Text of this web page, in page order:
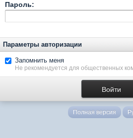
Пароль:
Параметры авторизации
Запомнить меня
Не рекомендуется для общественных
Полная версия